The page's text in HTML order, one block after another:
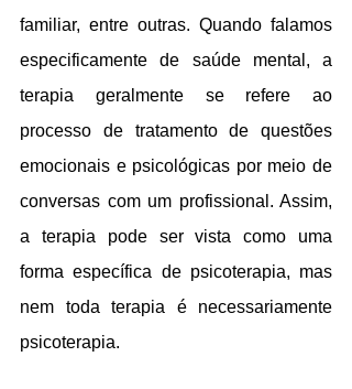
familiar, entre outras. Quando falamos
especificamente de saúde mental, a
terapia geralmente se refere ao
processo de tratamento de questões
emocionais e psicológicas por meio de
conversas com um profissional. Assim,
a terapia pode ser vista como uma
forma específica de psicoterapia, mas
nem toda terapia é necessariamente
psicoterapia.